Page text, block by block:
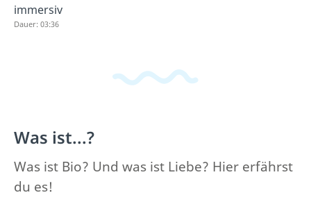
immersiv
Dauer: 03:36
Was ist...?
Was ist Bio? Und was ist Liebe? Hier erfährst
du es!